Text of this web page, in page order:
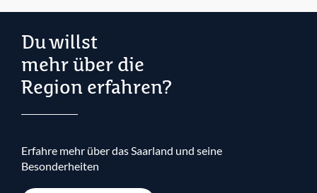
Du willst
mehr über die
Region erfahren?
Erfahre mehr über das Saarland und seine
Besonderheiten